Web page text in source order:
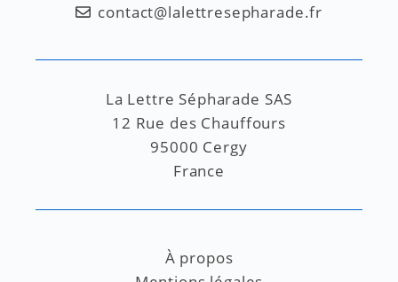
contact@lalettresepharade.fr
La Lettre Sépharade SAS
12 Rue des Chauffours
95000 Cergy
France
À propos